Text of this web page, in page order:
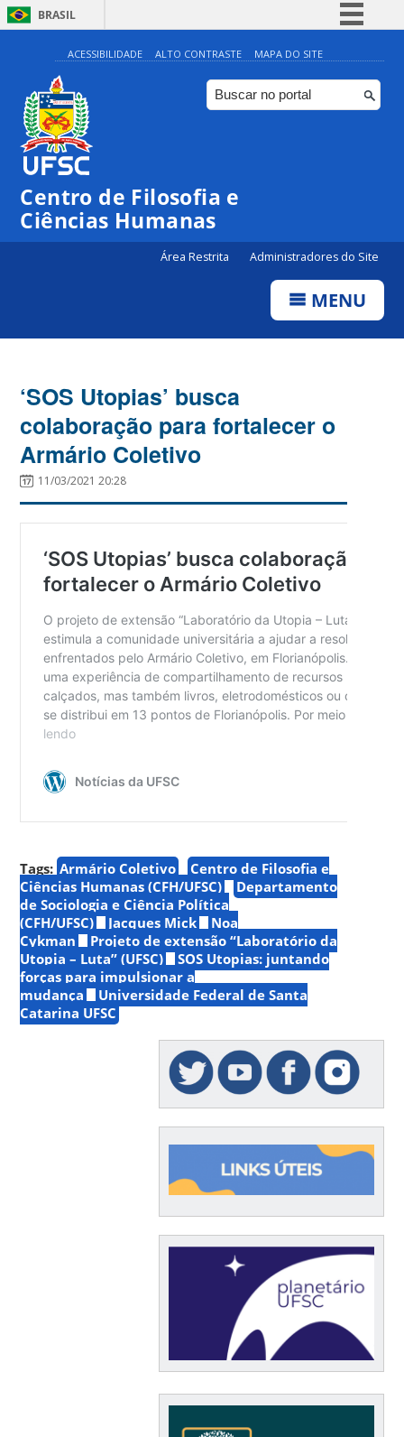
BRASIL
Simplifique!
Comunica BR
Participe
ACESSIBILIDADE ALTO CONTRASTE MAPA DO SITE
Centro de Filosofia e
Ciências Humanas
Área Restrita Administradores do Site
MENU
‘SOS Utopias’ busca
colaboração para fortalecer o
Armário Coletivo
11/03/2021 20:28
Tags: Armário Coletivo
Centro de Filosofia e
Ciências Humanas (CFH/UFSC)
Departamento
de Sociologia e Ciência Política
(CFH/UFSC)
Jacques Mick
Noa
Cykman
Projeto de extensão “Laboratório da
Utopia – Luta” (UFSC)
SOS Utopias: juntando
forças para impulsionar a
mudança
Universidade Federal de Santa
Catarina UFSC